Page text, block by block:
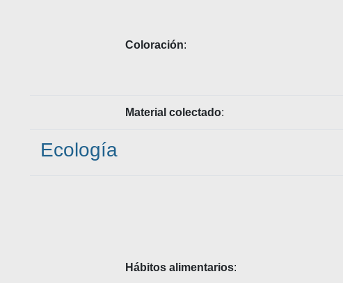
Coloración:
Material colectado:
Ecología
Hábitos alimentarios: